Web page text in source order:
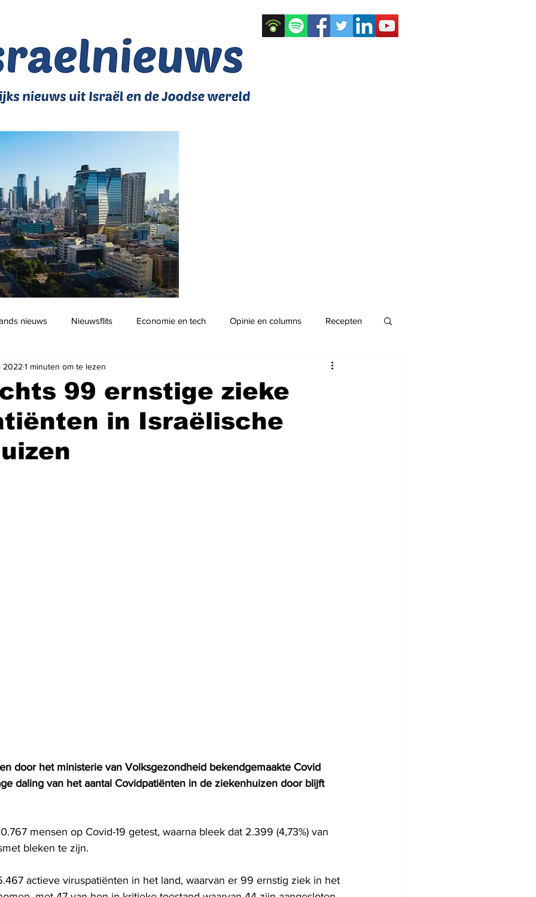
nieuws Nieuwsflits Economie en tech Opinie en columns Recepten
Podcast
99 ernstige zieke
in Israëlische
2022 1 minuten om te lezen
door het ministerie van Volksgezondheid bekendgemaakte Covid
daling van het aantal Covidpatiënten in de ziekenhuizen door blijft
mensen op Covid-19 getest, waarna bleek dat 2.399 (4,73%) van
bleken te zijn.
actieve viruspatiënten in het land, waarvan er 99 ernstig ziek in het